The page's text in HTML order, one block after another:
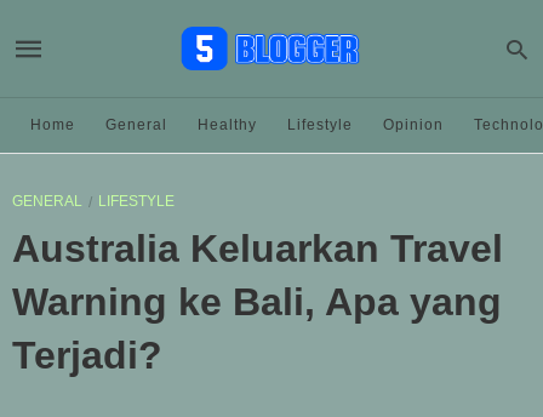
Home General Healthy Lifestyle Opinion
GENERAL LIFESTYLE
Australia Keluarkan Travel
Warning ke Bali, Apa yang
Terjadi?